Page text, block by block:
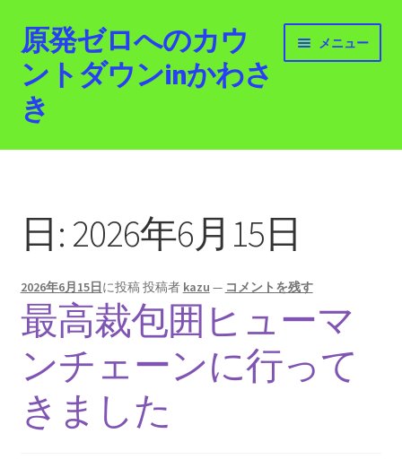
ナ
ビ
ゲ
ー
シ
キ
ッ
プ
コ
ン
テ
ン
ツ
プ
原発ゼロへのカウ
ントダウンinかわさ
き
メニュー
ホーム
活動紹介
2012.3.11 「原発ゼロへのカウントダウンinかわさ
き」「原発ゼロへの行進！誰でもデモ！」
原発ゼロ金曜日行動 inかわさき
2013.3.10 第２回原発ゼロへのカウントダウンinかわ
さき 集会
日: 2026年6月15日
2026年6月15日に投稿投稿者 kazu — コメントを残す
最高裁包囲ヒューマ
ンチェーンに行って
きました